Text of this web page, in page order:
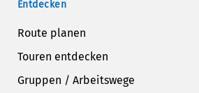
Entdecken
Route planen
Touren entdecken
Gruppen / Arbeitswege